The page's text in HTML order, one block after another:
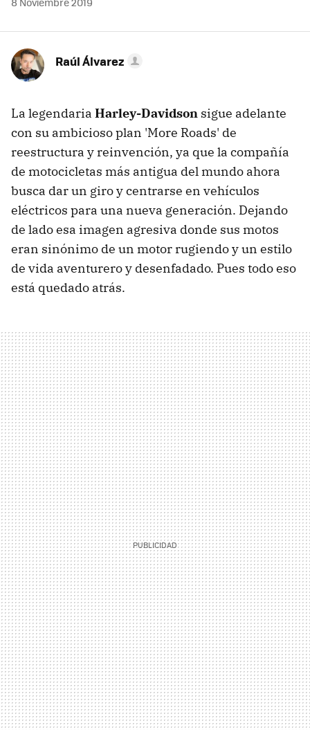
Raúl Álvarez
La legendaria Harley-Davidson sigue adelante
con su ambicioso plan 'More Roads' de
reestructura y reinvención, ya que la compañía
de motocicletas más antigua del mundo ahora
busca dar un giro y centrarse en vehículos
eléctricos para una nueva generación. Dejando
de lado esa imagen agresiva donde sus motos
eran sinónimo de un motor rugiendo y un estilo
de vida aventurero y desenfadado. Pues todo eso
está quedado atrás.